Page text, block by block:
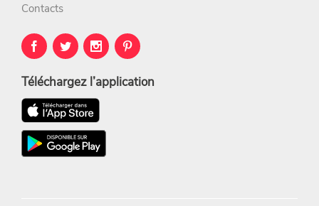
Contacts
Téléchargez l’application